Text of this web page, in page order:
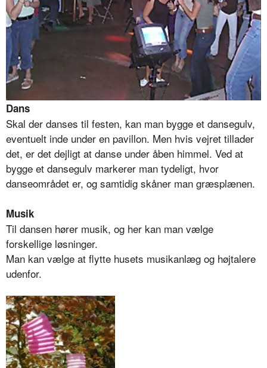
Dans
Skal der danses til festen, kan man bygge et dansegulv,
eventuelt inde under en pavillon. Men hvis vejret tillader
det, er det dejligt at danse under åben himmel. Ved at
bygge et dansegulv markerer man tydeligt, hvor
danseområdet er, og samtidig skåner man græsplænen.
Musik
Til dansen hører musik, og her kan man vælge
forskellige løsninger.
Man kan vælge at flytte husets musikanlæg og højtalere
udenfor.